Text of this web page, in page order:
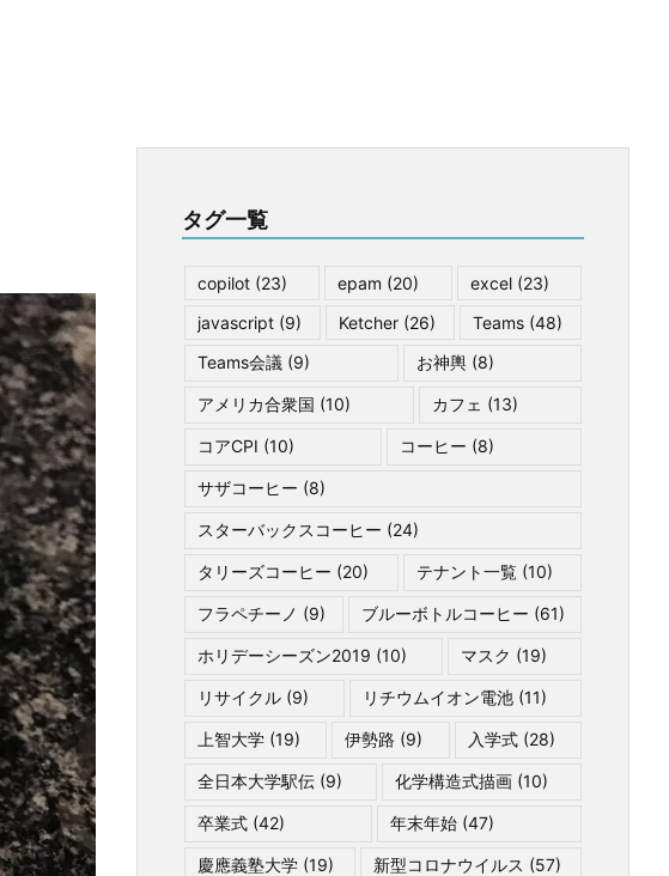
タグ一覧
copilot (23) epam (20) excel(23)
javascript (9) Ketcher (26) Teams (48)
Teams会議 (9) お神輿(8)
アメリカ合衆国 (10) カフェ (13)
コアCPI (10) コーヒー (8)
サザコーヒー (8)
スターバックスコーヒー (24)
タリーズコーヒー (20) テナント一覧(10)
フラペチーノ (9) ブルーボトルコーヒー (61)
ホリデーシーズン2019 (10) マスク (19)
リサイクル (9) リチウムイオン電池(11)
上智大学 (19) 伊勢路 (9) 入学式(28)
全日本大学駅伝 (9) 化学構造式描画(10)
卒業式 (42) 年末年始 (47)
慶應義塾大学 (19) 新型コロナウイルス (57)